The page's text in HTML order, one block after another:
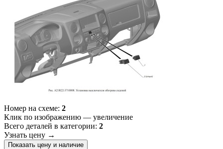
Номер на схеме: 2
Клик по изображению — увеличение
Всего деталей в категории: 2
Узнать цену →
Показать цену и наличие